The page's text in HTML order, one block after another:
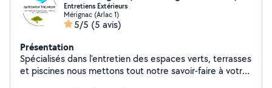
Entretiens Extérieurs
Mérignac (Arlac 1)
5/5 (5 avis)
Présentation
Spécialisés dans l'entretien des espaces verts, terrasses
et piscines nous mettons tout notre savoir-faire à votre